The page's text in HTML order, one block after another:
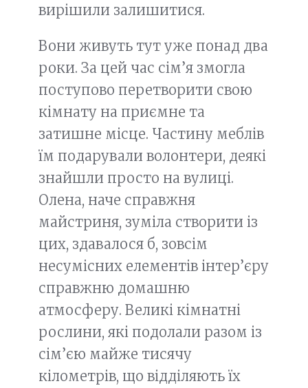
вирішили залишитися.
Вони живуть тут уже понад два
роки. За цей час сім’я змогла
поступово перетворити свою
кімнату на приємне та
затишне місце. Частину меблів
їм подарували волонтери, деякі
знайшли просто на вулиці.
Олена, наче справжня
майстриня, зуміла створити із
цих, здавалося б, зовсім
несумісних елементів інтер’єру
справжню домашню
атмосферу. Великі кімнатні
рослини, які подолали разом із
сім’єю майже тисячу
кілометрів, що відділяють їх